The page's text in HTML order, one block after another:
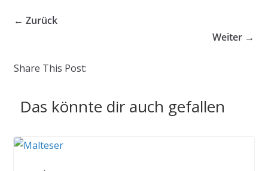
← Zurück
Weiter →
Share This Post:
Das könnte dir auch gefallen